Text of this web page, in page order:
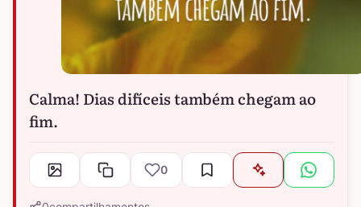
Calma! Dias difíceis também chegam ao
fim.
0